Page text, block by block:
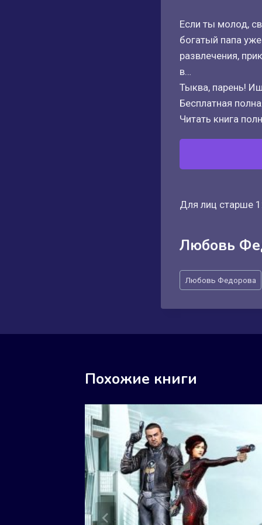
Если ты молод,
богатый папа
развлечения,
в…
Тыква, парень!
Бесплатная
Читать книга
Для лиц старше
Любовь
Метки
записи:
Любовь Федорова
Похожие книги